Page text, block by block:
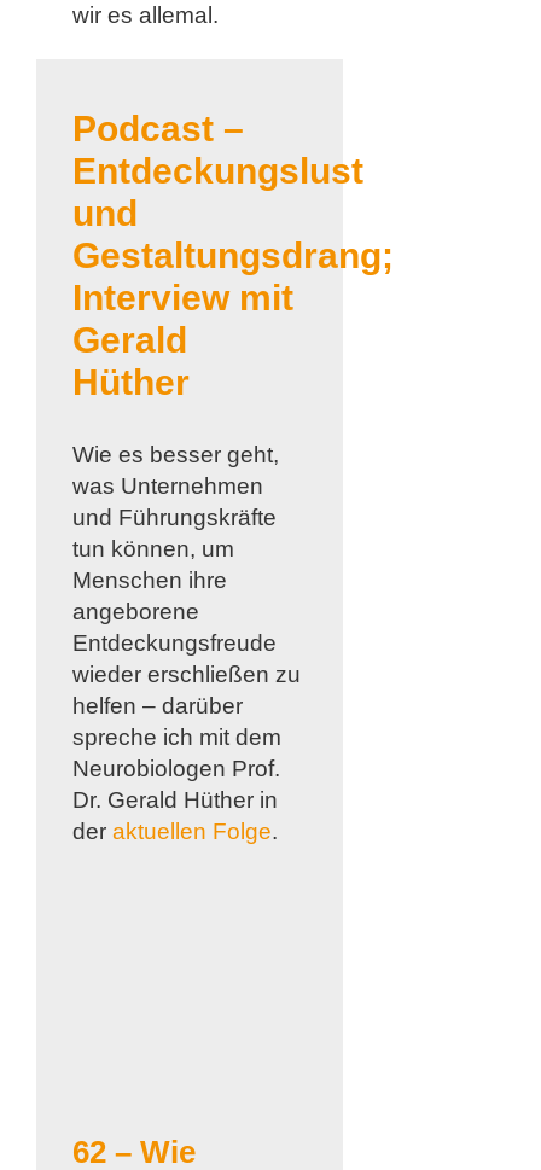
wir es allemal.
Podcast –
Entdeckungslust
und
Gestaltungsdrang;
Interview mit
Gerald
Hüther
Wie es besser geht,
was Unternehmen
und Führungskräfte
tun können, um
Menschen ihre
angeborene
Entdeckungsfreude
wieder erschließen zu
helfen – darüber
spreche ich mit dem
Neurobiologen Prof.
Dr. Gerald Hüther in
der aktuellen Folge.
62 – Wie